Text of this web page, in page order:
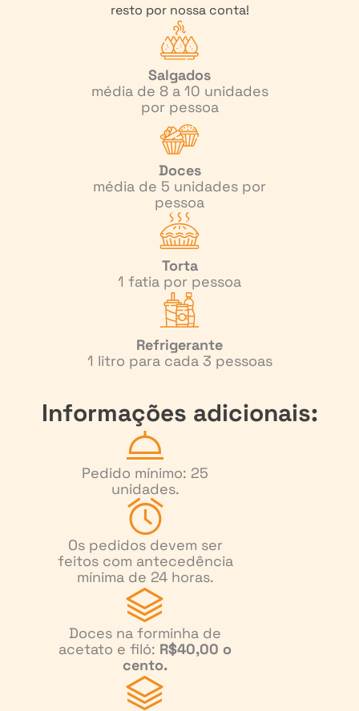
resto por nossa conta!
Salgados
média de 8 a 10 unidades
por pessoa
Doces
média de 5 unidades por
pessoa
Torta
1 fatia por pessoa
Refrigerante
1 litro para cada 3 pessoas
Informações adicionais:
Pedido mínimo: 25
unidades.
Os pedidos devem ser
feitos com antecedência
mínima de 24 horas.
Doces na forminha de
acetato e filó: R$40,00 o
cento.